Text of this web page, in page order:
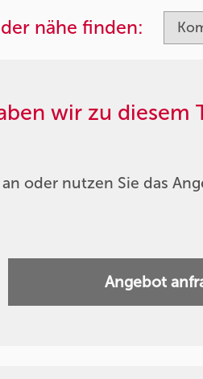
nähe finden:
wir zu diesem
oder nutzen Sie das
Angebot